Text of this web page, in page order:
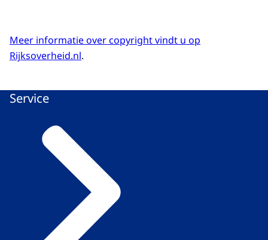
Meer informatie over copyright vindt u op
Rijksoverheid.nl.
Service